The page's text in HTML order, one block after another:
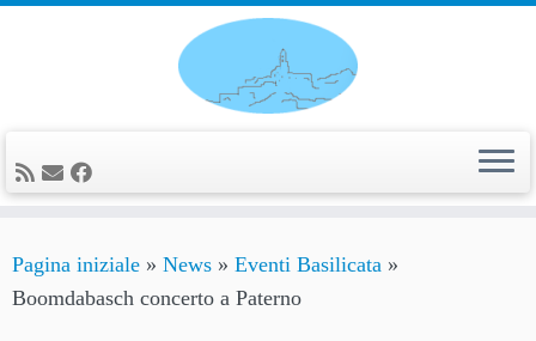
Pagina iniziale » News » Eventi Basilicata »
Boomdabasch concerto a Paterno